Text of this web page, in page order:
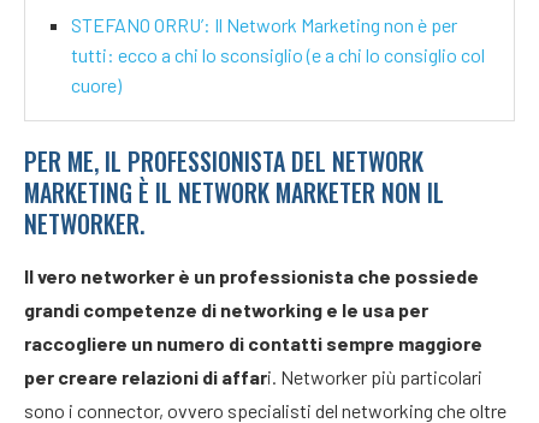
STEFANO ORRU’: Il Network Marketing non è per
tutti: ecco a chi lo sconsiglio (e a chi lo consiglio col
cuore)
PER ME, IL PROFESSIONISTA DEL NETWORK
MARKETING È IL NETWORK MARKETER NON IL
NETWORKER.
Il vero networker è un professionista che possiede
grandi competenze di networking e le usa per
raccogliere un numero di contatti sempre maggiore
per creare relazioni di affari. Networker più particolari
sono i connector, ovvero specialisti del networking che oltre